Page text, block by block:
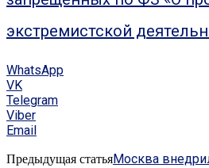
экстремистской
WhatsApp
VK
Telegram
Viber
Email
Предыдущая статьяМосква